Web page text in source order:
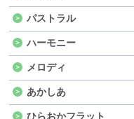
パストラル
ハーモニー
メロディ
あかしあ
ひらおかフラット